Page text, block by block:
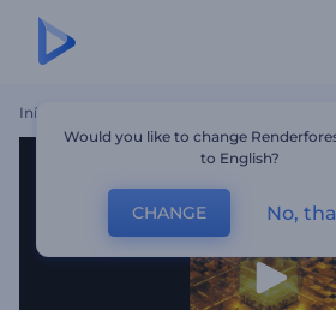
Início
Would you like to change
to English?
CHANGE No,